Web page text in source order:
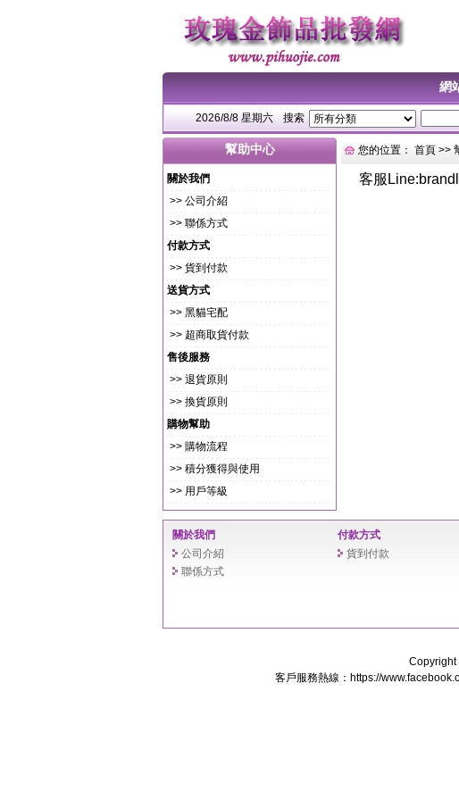
網
2026/8/8 星期六 搜索
幫助中心
關於我們
>> 公司介紹
>> 聯係方式
付款方式
>> 貨到付款
送貨方式
>> 黑貓宅配
>> 超商取貨付款
售後服務
>> 退貨原則
>> 換貨原則
購物幫助
>> 購物流程
>> 積分獲得與使用
>> 用戶等級
您的位置： 首頁 >>
客服
關於我們
公司介紹
聯係方式
付款方式
貨到付款
Copyright
客戶服務熱線：https://